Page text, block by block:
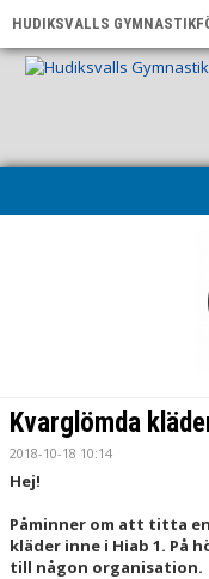
HUDIKSVALLS
NYHETER
HYRA/BOKNING
Kvarglömda
2018-10-18 10:14
Hej!
Påminner om att titta
kläder inne i Hiab 1. På
till någon organisation.